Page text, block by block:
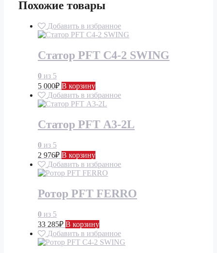
Похожие товары
Добавить в избранное
Статор PFT С4-2 SWING
0 из 5
5 000₽ В корзину
Добавить в избранное
Статор PFT А3-2L
0 из 5
2 976₽ В корзину
Добавить в избранное
Ротор PFT FERRO
0 из 5
33 285₽ В корзину
Добавить в избранное